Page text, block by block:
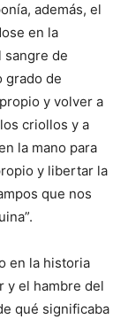
además, el
en la
sangre de
grado de
y volver a
criollos y a
la mano para
y libertar la
que nos
en la historia
y el hambre del
qué significaba